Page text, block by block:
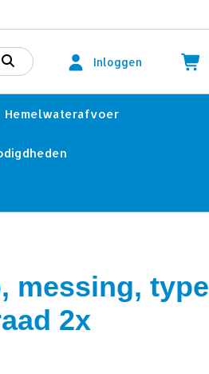
Inloggen
Hemelwaterafvoer
messing, type
2x